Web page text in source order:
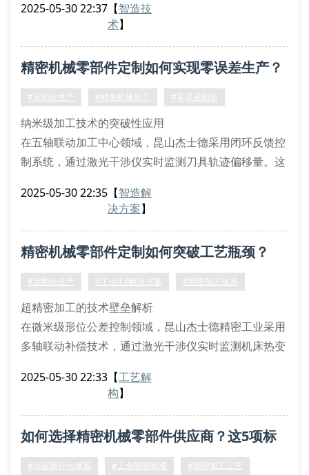
升至±1.5μm水平。这种亚微米级定位技术配合多物理
材料科学与加工工艺的深度融合
针对航空级铝合金和医用钛合金的加工特性，研发团队
2025-05-30 22:37 【智造技
术】
精密机械零部件定制如何实现零误差生产？
#定制化生产 #精密机械加工 #零误差制造
纳米级加工技术的突破性应用
在五轴联动加工中心领域，昆山杰士德采用闭环反馈控
制系统，通过激光干涉仪实时监测刀具轨迹偏移量。这
±1.5μm范围内。特别在航空发动机涡轮盘加工中，我
们运用非对称式刀具路径规划技术，有效避免颤振现
材料科学在精密制造中的关键作用
针对医疗器械领域
2025-05-30 22:35 【智造解
决方案】
精密机械零部件定制如何突破工艺瓶颈？
#定制化生产 #工业4.0解决方案 #精密加工技术
超精密加工的技术壁垒解析
在微米级形位公差控制领域，昆山杰士德精密工业采用
多轴联动补偿技术，通过激光干涉仪实时监测机床热变
milling）与离子束抛光（ibp）双重复合加工法，使表
40%，突破传统工艺的临界破碎阈值。
定制化生
2025-05-30 22:33 【工艺解
构】
如何选择精密机械零部件供应商？这5项标
准必须验证！
#供应商评估体系 #工业制造标准 #精密加工工艺